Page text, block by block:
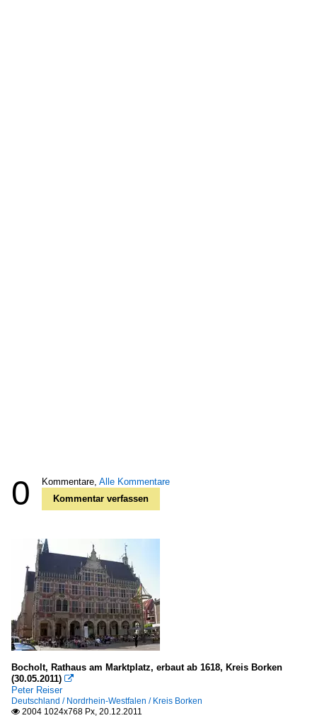
0 Kommentare, Alle Kommentare
Kommentar verfassen
Bocholt, Rathaus am Marktplatz, erbaut ab 1618, Kreis Borken
(30.05.2011) 
Peter Reiser
Deutschland / Nordrhein-Westfalen / Kreis Borken
 2004 1024x768 Px, 20.12.2011